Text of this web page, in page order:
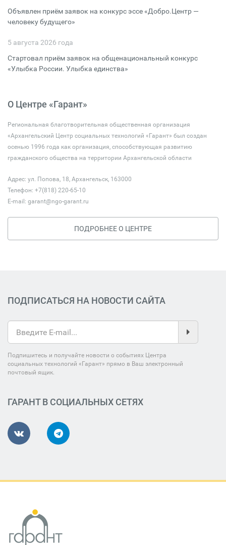
Объявлен приём заявок на конкурс эссе «Добро.Центр —
человеку будущего»
5 августа 2026 года
Стартовал приём заявок на общенациональный конкурс
«Улыбка России. Улыбка единства»
О Центре «Гарант»
Региональная благотворительная общественная организация
«Архангельский Центр социальных технологий «Гарант» был создан
осенью 1996 года как организация, способствующая развитию
гражданского общества на территории Архангельской области
Адрес: ул. Попова, 18, Архангельск, 163000
Телефон: +7(818) 220-65-10
E-mail: garant@ngo-garant.ru
ПОДРОБНЕЕ О ЦЕНТРЕ
ПОДПИСАТЬСЯ НА НОВОСТИ САЙТА
Подпишитесь и получайте новости о событиях Центра
социальных технологий «Гарант» прямо в Ваш электронный
почтовый ящик.
ГАРАНТ В СОЦИАЛЬНЫХ СЕТЯХ